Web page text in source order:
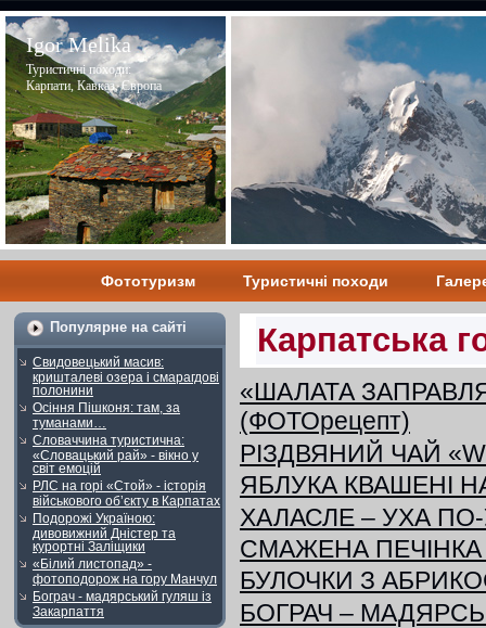
Igor Melika
Туристичні походи:
Карпати, Кавказ, Європа
Фототуризм Туристичні походи
Популярне на сайті
Свидовецький масив:
кришталеві озера і смарагдові
полонини
Осіння Пішконя: там, за
туманами…
Словаччина туристична:
«Словацький рай» - вікно у
світ емоцій
РЛС на горі «Стой» - історія
військового об’єкту в Карпатах
Подорожі Україною:
дивовижний Дністер та
курортні Заліщики
«Білий листопад» -
фотоподорож на гору Манчул
Бограч - мадярський гуляш із
Закарпаття
Карпатська
«ШАЛАТА
(ФОТОрецепт)
РІЗДВЯНИЙ ЧАЙ
ЯБЛУКА КВАШЕНІ
ХАЛАСЛЕ – УХА
СМАЖЕНА ПЕЧІНКА
БУЛОЧКИ З
БОГРАЧ –